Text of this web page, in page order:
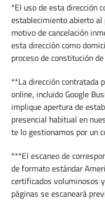
*El uso de esta dirección
establecimiento abierto
motivo de cancelación
esta dirección como
proceso de constitución
**La dirección contratada
online, incluido Google
implique apertura de
presencial habitual en
te lo gestionamos por un
***El escaneo de
de formato estándar
certificados voluminosos
páginas se escaneará